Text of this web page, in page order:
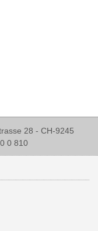
28 - CH-9245
0 810